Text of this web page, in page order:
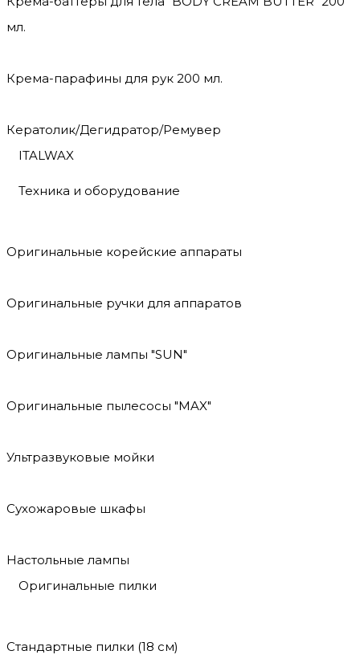
мл.
Крема-парафины для рук 200 мл.
Кератолик/Дегидратор/Ремувер
ITALWAX
Техника и оборудование
Оригинальные корейские аппараты
Оригинальные ручки для аппаратов
Оригинальные лампы "SUN"
Оригинальные пылесосы "MAX"
Ультразвуковые мойки
Сухожаровые шкафы
Настольные лампы
Оригинальные пилки
Стандартные пилки (18 см)